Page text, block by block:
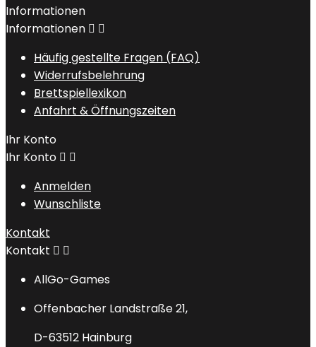
Informationen
Informationen  
Häufig gestellte Fragen (FAQ)
Widerrufsbelehrung
Brettspiellexikon
Anfahrt & Öffnungszeiten
Ihr Konto
Ihr Konto  
Anmelden
Wunschliste
Kontakt
Kontakt  
AllGo-Games
Offenbacher Landstraße 21,
D-63512 Hainburg